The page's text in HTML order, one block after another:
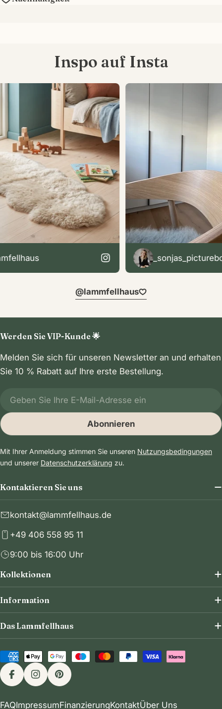
Inspo auf Insta
_sonjas_picturebook
@lammfellhaus
Kontaktieren Sie uns
kontakt@lammfellhaus.de
+49 406 558 95 11
9:00 bis 16:00 Uhr
Kollektionen
Information
Das Lammfellhaus
Werden Sie VIP-Kunde 🌟
Melden Sie sich für unseren Newsletter an und erhalten
Sie 10 % Rabatt auf Ihre erste Bestellung.
Abonnieren
Mit Ihrer Anmeldung stimmen Sie unseren Nutzungsbedingungen
und unserer Datenschutzerklärung zu.
Zahlungsmethoden
FacebookInstagramPinterest
FAQImpressumFinanzierungKontaktÜber Uns